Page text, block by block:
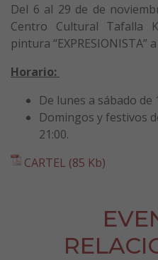
Del 6 al 29 de de
Centro Cultural Tafalla
pintura “EXPRESIONISTA”
Horario:
De lunes a sábado de
Domingos y festivos
21:00.
CARTEL (85 Kb)